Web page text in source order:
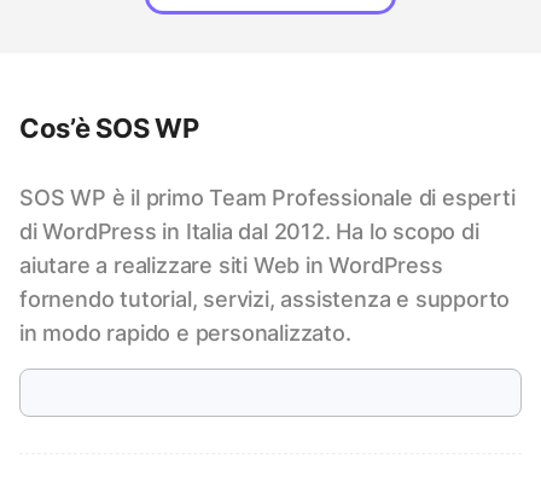
Cos’è SOS WP
SOS WP è il primo Team Professionale di esperti
di WordPress in Italia dal 2012. Ha lo scopo di
aiutare a realizzare siti Web in WordPress
fornendo tutorial, servizi, assistenza e supporto
in modo rapido e personalizzato.